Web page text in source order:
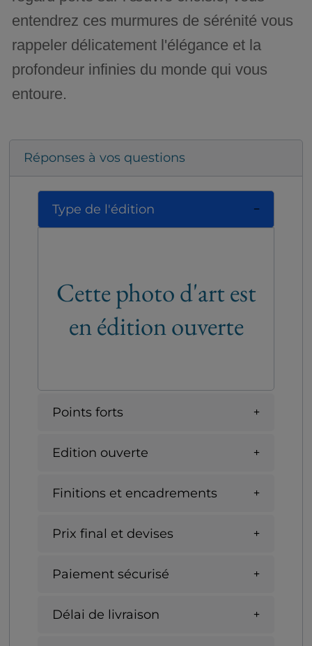
entendrez ces murmures de sérénité vous
rappeler délicatement l'élégance et la
profondeur infinies du monde qui vous
entoure.
Réponses à vos questions
Type de l'édition
Cette photo d'art est
en édition ouverte
Points forts
Edition ouverte
Finitions et encadrements
Prix final et devises
Paiement sécurisé
Délai de livraison